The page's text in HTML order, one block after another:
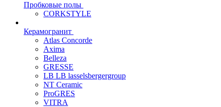
Пробковые полы
CORKSTYLE
Керамогранит
Atlas Concorde
Axima
Belleza
GRESSE
LB LB lasselsbergergroup
NT Ceramic
ProGRES
VITRA